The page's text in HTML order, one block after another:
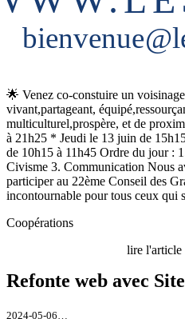
🌟 Venez co-constuire un
vivant,partageant,
multiculturel,prospère, et de
à 21h25 * Jeudi le 13 juin de
de 10h15 à 11h45 Ordre du jour :
Civisme 3. Communication Nous
participer au 22ème Conseil des
incontournable pour tous ceux qui
Coopérations
lire l'article
Refonte web avec
2024-05-06…